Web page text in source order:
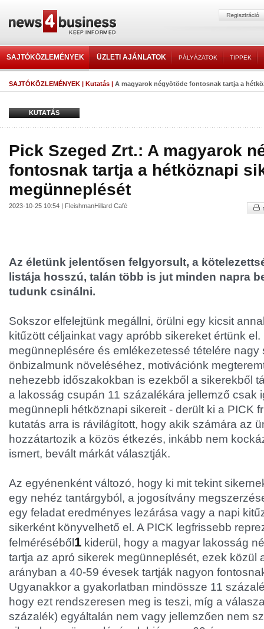
SAJTÓKÖZLEMÉNYEK ÜZLETI AJÁNLATOK PÁLYÁZATOK TIPPEK
SAJTÓKÖZLEMÉNYEK | Kutatás | A magyarok négyötöde fontosnak tartja a
KUTATÁS
Pick Szeged Zrt.: A magyarok
fontosnak tartja a hétköznapi
megünneplését
2023-10-25 10:54 | FleishmanHillard Café
Az életünk jelentősen felgyorsult, a
listája hosszú, talán több is jut minden napra
tudunk csinálni.
Sokszor elfelejtünk megállni, örülni egy kicsit
kitűzött céljainkat vagy apróbb sikereket értünk
megünneplésére és emlékezetessé tételére
önbizalmunk növeléséhez, motivációnk
nehezebb időszakokban is ezekből a sikerekből
a lakosság csupán 11 százalékára jellemző csak
megünnepli hétköznapi sikereit - derült ki a PICK
kutatás arra is rávilágított, hogy akik számára az
hozzátartozik a közös étkezés, inkább nem
ismert, bevált márkát választják.
Az egyénenként változó, hogy ki mit tekint
egy nehéz tantárgyból, a jogosítvány
egy feladat eredményes lezárása vagy a napi
sikerként könyvelhető el. A PICK legfrissebb
felméréséből 1 kiderül, hogy a magyar lakosság
tartja az apró sikerek megünneplését, ezek közül
arányban a 40-59 évesek tartják nagyon
Ugyanakkor a gyakorlatban mindössze 11
hogy ezt rendszeresen meg is teszi, míg a
százalék) egyáltalán nem vagy jellemzően nem